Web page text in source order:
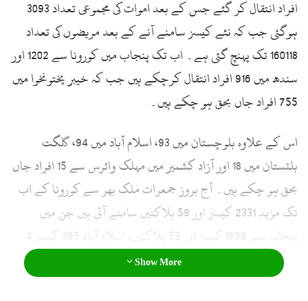
افراد انتقال کر گئے جس کے بعد اموات کی مجموعی تعداد 3093
ہوگئی جب کہ نئے کیسز سامنے آنے کے بعد مریضوں کی تعداد
160118 تک پہنچ گئی ہے۔ اب تک پنجاب میں کورونا سے 1202 اور
سندھ میں 916 افراد انتقال کرچکے ہیں جب کہ خیبر پختونخوا میں
755 افراد جاں بحق ہو چکے ہیں۔
اس کے علاوہ بلوچستان میں 93، اسلام آباد میں 94، گلگت
بلتستان میں 18 اور آزاد کشمیر میں مہلک وائرس سے 15 افراد جاں
بحق ہو چکے ہیں۔ آج بروز جمعرات ملک بھر سے کورونا کے اب
تک مزید 2331 کیسز اور 59 ہلاکتیں سامنے آئی ہیں جن میں
پنجاب سے 1899 کیسز اور 53 ہلاکتیں، اسلام آباد 395 کیسز 4
ہلاکتیں اور آزاد کشمیر سے 37 کیسز اور 2 ہلاکتیں سامنے آئی
ہیں۔
Show More